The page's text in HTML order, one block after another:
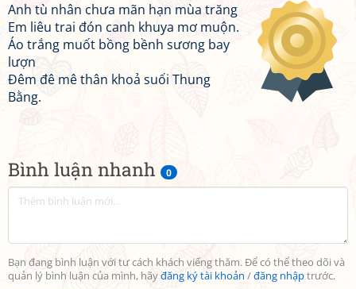
Bình luận nhanh 0
Bạn đang bình luận với tư cách khách viếng thăm. Để có thể theo dõi và
quản lý bình luận của mình, hãyđăng ký tài khoản /đăng nhậptrước.
Anh tù nhân chưa mãn hạn mùa trăng
Em liêu trai đón canh khuya mơ muộn.
Áo trắng muốt bồng bềnh sương bay
lượn
Đêm đê mê thân khoả suối Thung
Bằng.